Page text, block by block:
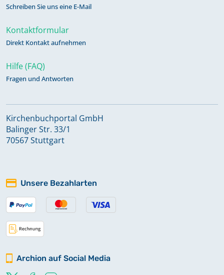
Schreiben Sie uns eine E-Mail
Kontaktformular
Direkt Kontakt aufnehmen
Hilfe (FAQ)
Fragen und Antworten
Kirchenbuchportal GmbH
Balinger Str. 33/1
70567 Stuttgart
Unsere Bezahlarten
Archion auf Social Media